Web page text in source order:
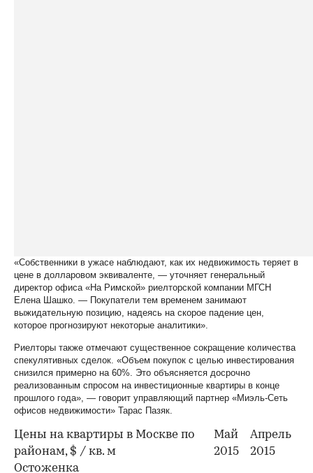
«Собственники в ужасе наблюдают, как их недвижимость теряет в
цене в долларовом эквиваленте, — уточняет генеральный
директор офиса «На Римской» риелторской компании МГСН
Елена Шашко. — Покупатели тем временем занимают
выжидательную позицию, надеясь на скорое падение цен,
которое прогнозируют некоторые аналитики».
Риелторы также отмечают существенное сокращение количества
спекулятивных сделок. «Объем покупок с целью инвестирования
снизился примерно на 60%. Это объясняется досрочно
реализованным спросом на инвестиционные квартиры в конце
прошлого года», — говорит управляющий партнер «Миэль-Сеть
офисов недвижимости» Тарас Пазяк.
Цены на квартиры в Москве по
районам, $ / кв. м
Май
2015
Апрель
2015
Остоженка